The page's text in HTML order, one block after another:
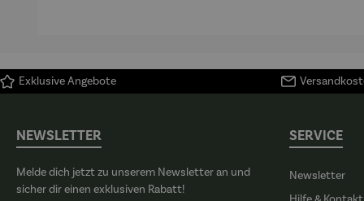
Exklusive Angebote
NEWSLETTER
Melde dich jetzt zu unserem Newsletter an und
sicher dir einen exklusiven Rabatt!
SERVICE
Newsletter